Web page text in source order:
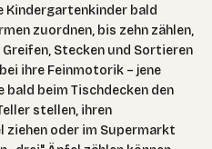
Kindergartenkinder bald
zuordnen, bis zehn zählen,
Stecken und Sortieren
ihre Feinmotorik – jene
bald beim Tischdecken den
stellen, ihren
ziehen oder im Supermarkt